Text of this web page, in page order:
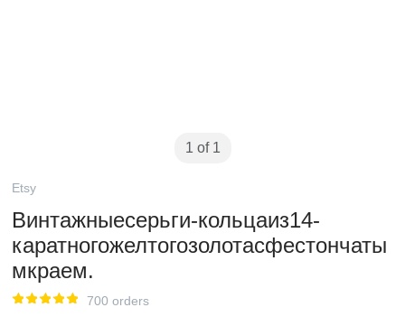
1 of 1
Etsy
Винтажныесерьги-кольцаиз14-
каратногожелтогозолотасфестончаты
мкраем.
700 orders